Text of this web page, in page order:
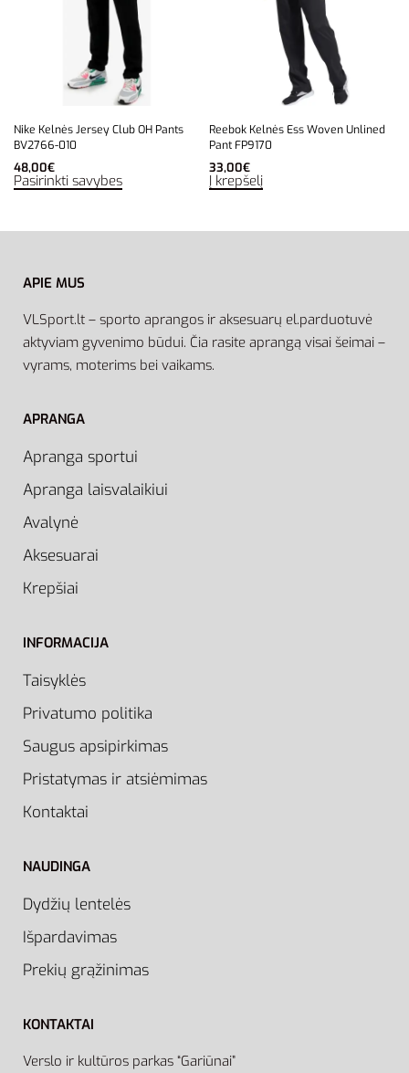
Nike Kelnės Jersey Club OH Pants
BV2766-010
48,00€
Pasirinkti savybes
Reebok Kelnės Ess Woven Unlined
Pant FP9170
33,00€
Į krepšelį
APIE MUS
VLSport.lt – sporto aprangos ir aksesuarų el.parduotuvė
aktyviam gyvenimo būdui. Čia rasite aprangą visai šeimai –
vyrams, moterims bei vaikams.
APRANGA
Apranga sportui
Apranga laisvalaikiui
Avalynė
Aksesuarai
Krepšiai
INFORMACIJA
Taisyklės
Privatumo politika
Saugus apsipirkimas
Pristatymas ir atsiėmimas
Kontaktai
NAUDINGA
Dydžių lentelės
Išpardavimas
Prekių grąžinimas
KONTAKTAI
Verslo ir kultūros parkas “Gariūnai”